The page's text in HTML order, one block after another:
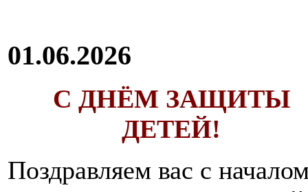
01.06.2026
С ДНЁМ ЗАЩИТЫ
ДЕТЕЙ!
Поздравляем вас с